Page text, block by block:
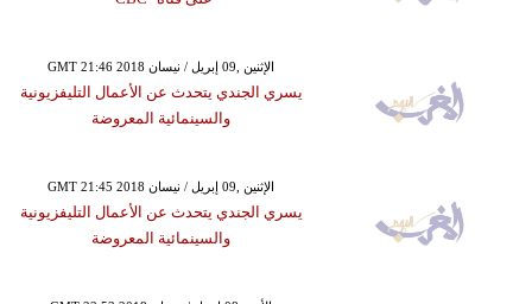
GMT 21:46 2018 الإثنين ,09 إبريل / نيسان
يسري الجندي يتحدث عن الأعمال التليفزيونية
والسينمائية المعروضة
GMT 21:45 2018 الإثنين ,09 إبريل / نيسان
يسري الجندي يتحدث عن الأعمال التليفزيونية
والسينمائية المعروضة